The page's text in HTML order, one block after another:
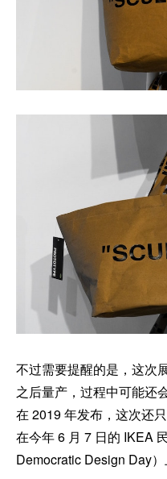
不过需要提醒的是，这次
之后量产，过程中可能还
在 2019 年发布，这次还
在今年 6 月 7 日的 IKEA
Democratic Design Day）